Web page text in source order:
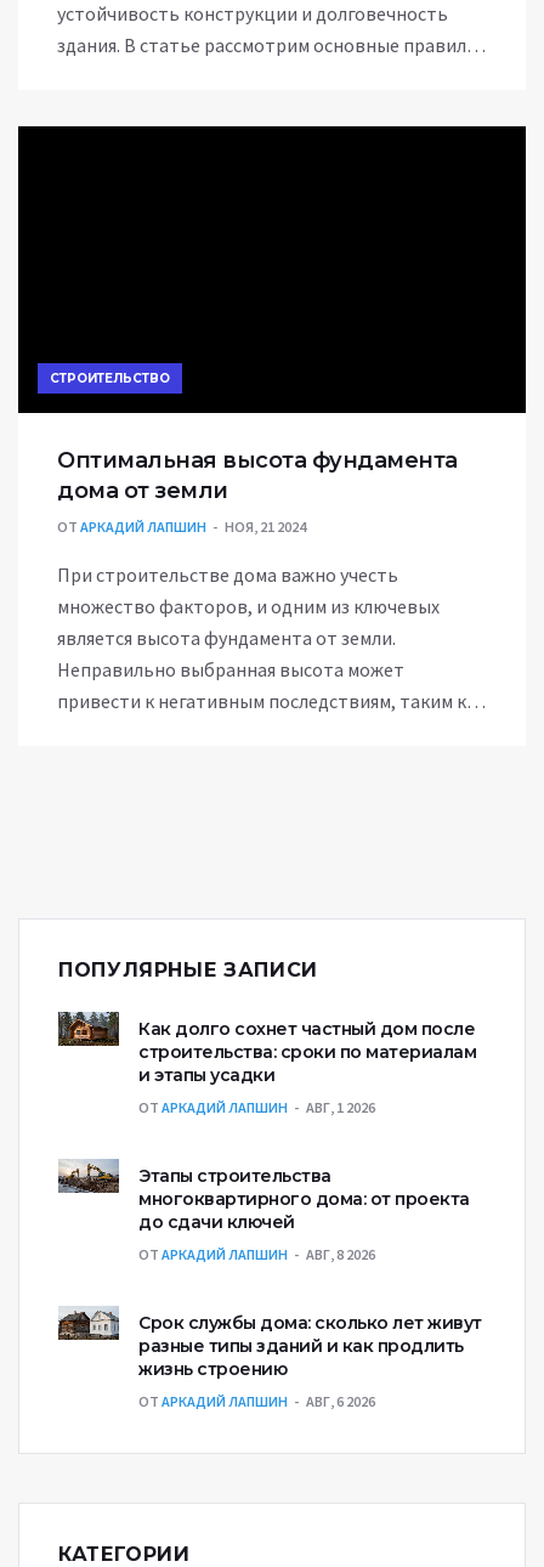
устойчивость конструкции и долговечность
здания. В статье рассмотрим основные правила
СТРОИТЕЛЬСТВО
Оптимальная высота фундамента
дома от земли
ОТ АРКАДИЙ ЛАПШИН НОЯ, 21 2024
При строительстве дома важно учесть
множество факторов, и одним из ключевых
является высота фундамента от земли.
Неправильно выбранная высота может
привести к негативным последствиям, таким как
этапе проектирования.
ПОПУЛЯРНЫЕ ЗАПИСИ
Как долго сохнет частный дом после
строительства: сроки по материалам
и этапы усадки
ОТ АРКАДИЙ ЛАПШИН АВГ, 1 2026
Этапы строительства
многоквартирного дома: от проекта
до сдачи ключей
ОТ АРКАДИЙ ЛАПШИН АВГ, 8 2026
Срок службы дома: сколько лет живут
разные типы зданий и как продлить
жизнь строению
ОТ АРКАДИЙ ЛАПШИН АВГ, 6 2026
КАТЕГОРИИ